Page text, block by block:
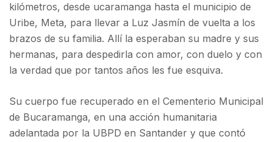
kilómetros, desde ucaramanga hasta el municipio de
Uribe, Meta, para llevar a Luz Jasmín de vuelta a los
brazos de su familia. Allí la esperaban su madre y sus
hermanas, para despedirla con amor, con duelo y con
la verdad que por tantos años les fue esquiva.
Su cuerpo fue recuperado en el Cementerio Municipal
de Bucaramanga, en una acción humanitaria
adelantada por la UBPD en Santander y que contó